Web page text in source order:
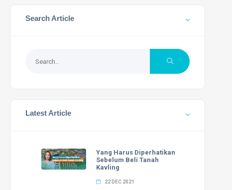
Search Article
Latest Article
Yang Harus Diperhatikan
Sebelum Beli Tanah
Kavling
22 DEC 2021